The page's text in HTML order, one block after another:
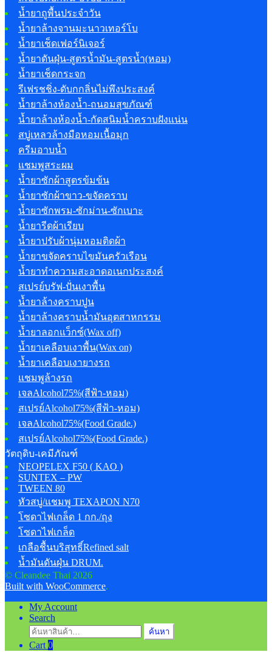
น้ำยาถูพื้นประจำวัน
น้ำยาล้างจานมะนาวเทอร์โบ
น้ำยาเช็ดเฟอร์นิเจอร์
น้ำยาดันฝุ่น-สูตรน้ำมัน-สูตรน้ำ(หอม)
น้ำยาเช็ดกระจก
รีเฟรชชิ่ง-ดับกกลิ่นไม่พึงประสงค์
น้ำยาล้างห้องน้ำ-ถนอมสุขภัณฑ์
น้ำยาล้างห้องน้ำ-กัดสนิมน้ำคราบฝังแน่น
สบู่เหลวล้างมือหอมเนื้อมุก
ครีมอาบน้ำ
แชมพูสระผม
น้ำยาซักผ้าสูตรข้มข้น
น้ำยาซักผ้าขาว-ขจัดคราบ
น้ำยาซักพรม-ซักม่าน-ซักเบาะ
น้ำยารีดผ้าเรียบ
น้ำยาปรับผ้านุ่มหอมติดผ้า
น้ำยาขจัดคราบไขมันครัวเรือน
น้ำยาทำความสะอาดอเนกประสงค์
สเปรย์บรัฟ-ปั่นเงาพื้น
น้ำยาล้างคราบปูน
น้ำยาล้างคราบน้ำมันอุตสาหกรรม
น้ำยาลอกแว็กซ์(Wax off)
น้ำยาเคลือบเงาพื้น(Wax on)
น้ำยาเคลือบเงายางรถ
แชมพูล้างรถ
เจลAlcohol75%(สีฟ้า-หอม)
สเปรย์Alcohol75%(สีฟ้า-หอม)
เจลAlcohol75%(Food Grade.)
สเปรย์Alcohol75%(Food Grade.)
วัตถุดิบ-เคมีภัณฑ์
NEOPELEX F50 ( KAO )
SUNTEX – PW
TWEEN 80
หัวสบู่/แชมพู TEXAPON N70
โซดาไฟเกล็ด 1 กก./ถุง
โซดาไฟเกล็ด
เกลือชื้นบริสุทธิ์Refined salt
น้ำมันดันฝุ่น DRUM.
© Cleandee Thai 2026
Built with WooCommerce.
My Account
Search
ค้นหา:
ค้นหา
Cart 0